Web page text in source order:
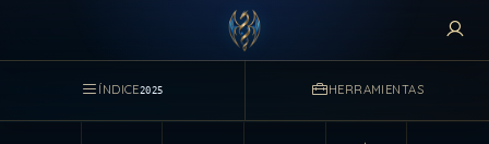
ÍNDICE2025 HERRAMIENTAS